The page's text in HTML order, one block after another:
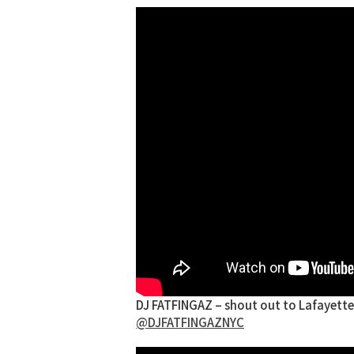
DJ FATFINGAZ – shout out to
@DJFATFINGAZNYC